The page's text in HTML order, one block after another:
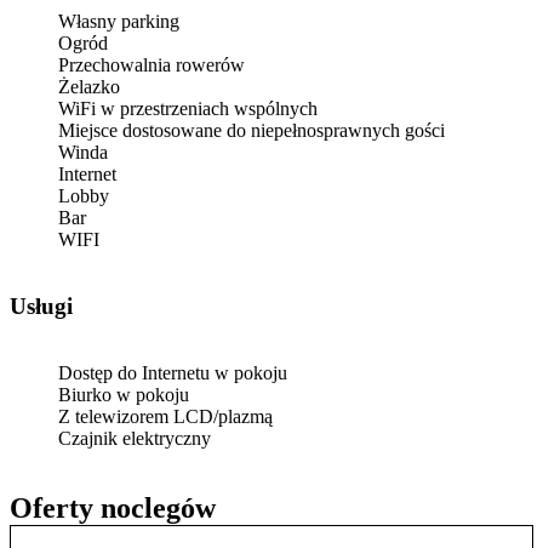
Oferty noclegów
Własny parking
Ogród
Przechowalnia rowerów
Żelazko
WiFi w przestrzeniach wspólnych
Miejsce dostosowane do niepełnosprawnych gości
Winda
Internet
Lobby
Bar
WIFI
Usługi
Dostęp do Internetu w pokoju
Biurko w pokoju
Z telewizorem LCD/plazmą
Czajnik elektryczny